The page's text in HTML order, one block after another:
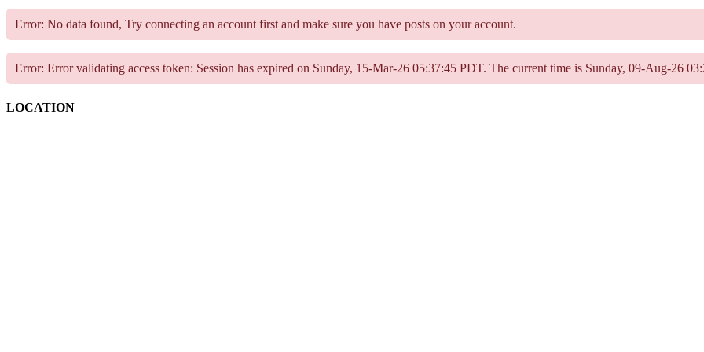
Error: No data found, Try connecting an account first and make sure you have posts on your account.
Error: Error validating access token: Session has expired on Sunday, 15-Mar-26 05:37:45 PDT. The current time is Sunday, 09-Aug-26
LOCATION